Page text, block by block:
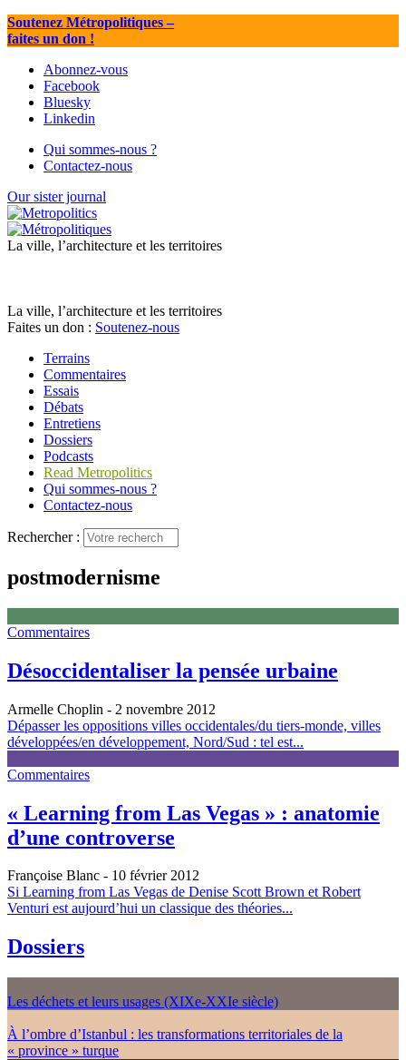
Soutenez Métropolitiques–
faites un don !
Abonnez-vous
Facebook
Bluesky
Linkedin
Qui sommes-nous ?
Contactez-nous
Our sister journal
La ville, l’architecture et les territoires
La ville, l’architecture et les territoires
Faites un don : Soutenez-nous
Terrains
Commentaires
Essais
Débats
Entretiens
Dossiers
Podcasts
Read Metropolitics
Qui sommes-nous ?
Contactez-nous
Rechercher :
postmodernisme
Commentaires
Désoccidentaliser la pensée urbaine
Armelle Choplin - 2 novembre 2012
Dépasser les oppositions villes occidentales/du tiers-monde, villes
développées/en développement, Nord/Sud : tel est...
Commentaires
« Learning from Las Vegas » : anatomie
d’une controverse
Françoise Blanc - 10 février 2012
Si Learning from Las Vegas de Denise Scott Brown et Robert
Venturi est aujourd’hui un classique des théories...
Dossiers
Les déchets et leurs usages (XIXe-XXIe siècle)
À l’ombre d’Istanbul : les transformations territoriales de la
« province » turque